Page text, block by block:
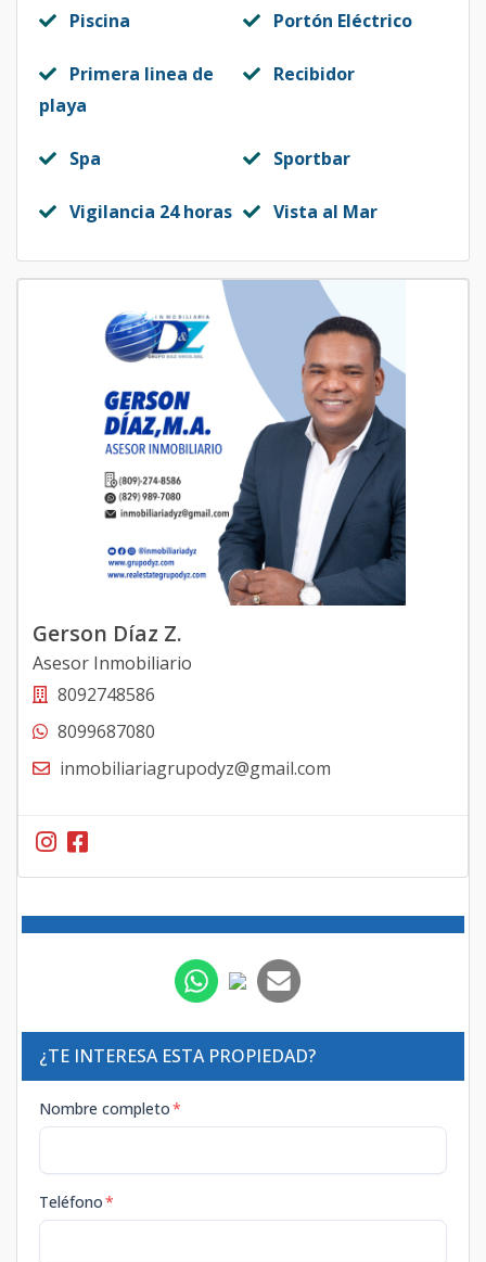
Piscina Portón Eléctrico
Primera linea de
playa
Recibidor
Spa Sportbar
Vigilancia 24 horas Vista al Mar
Gerson Díaz Z.
Asesor Inmobiliario
8092748586
8099687080
inmobiliariagrupodyz@gmail.com
¿TE INTERESA ESTA PROPIEDAD?
Nombre completo*
Teléfono*